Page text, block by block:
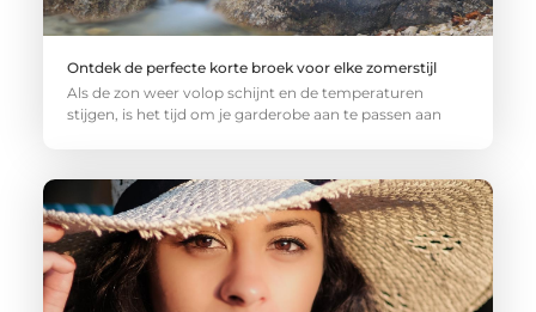
Ontdek de perfecte korte broek voor elke zomerstijl
Als de zon weer volop schijnt en de temperaturen
stijgen, is het tijd om je garderobe aan te passen aan